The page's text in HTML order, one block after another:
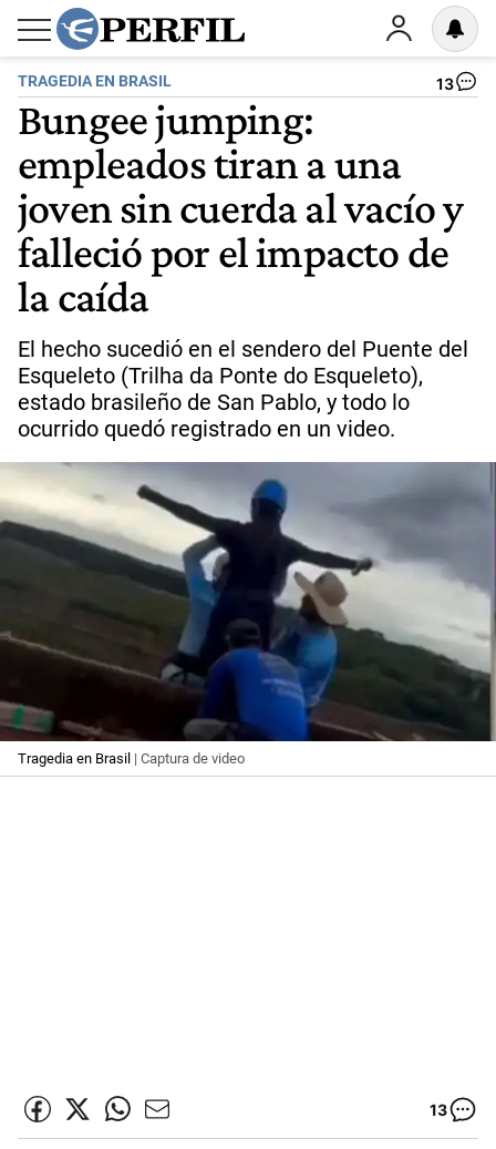
TRAGEDIA EN BRASIL 13
Bungee jumping:
empleados tiran a una
joven sin cuerda al vacío y
falleció por el impacto de
la caída
El hecho sucedió en el sendero del Puente del
Esqueleto (Trilha da Ponte do Esqueleto),
estado brasileño de San Pablo, y todo lo
ocurrido quedó registrado en un video.
Tragedia en Brasil | Captura de video
13